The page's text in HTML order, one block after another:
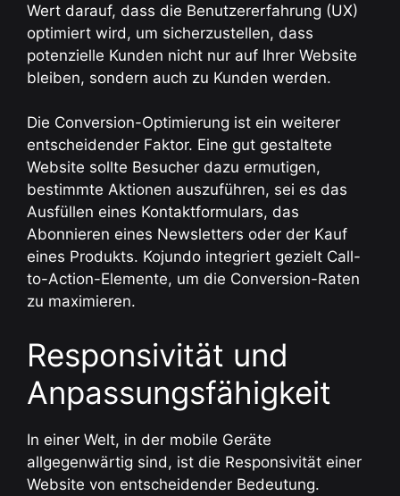
Wert darauf, dass die Benutzererfahrung (UX)
optimiert wird, um sicherzustellen, dass
potenzielle Kunden nicht nur auf Ihrer Website
bleiben, sondern auch zu Kunden werden.
Die Conversion-Optimierung ist ein weiterer
entscheidender Faktor. Eine gut gestaltete
Website sollte Besucher dazu ermutigen,
bestimmte Aktionen auszuführen, sei es das
Ausfüllen eines Kontaktformulars, das
Abonnieren eines Newsletters oder der Kauf
eines Produkts. Kojundo integriert gezielt Call-
to-Action-Elemente, um die Conversion-Raten
zu maximieren.
Responsivität und
Anpassungsfähigkeit
In einer Welt, in der mobile Geräte
allgegenwärtig sind, ist die Responsivität einer
Website von entscheidender Bedeutung.